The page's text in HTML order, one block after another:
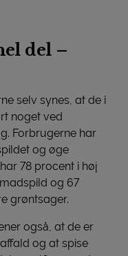
del –
selv synes, at de i
noget ved
Forbrugerne har
og øge
78 procent i høj
og 67
grøntsager.
også, at de er
og at spise